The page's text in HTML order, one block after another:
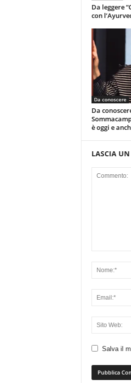
Da leggere
con
Da conoscere
Da
è oggi e
LASCIA
Salva il